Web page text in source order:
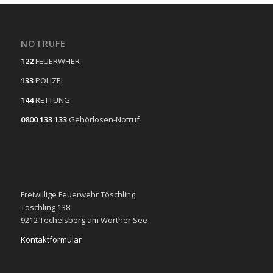
NOTRUFE
122FEUERWHER
133POLIZEI
144RETTUNG
0800 133 133 Gehörlosen-Notruf
Freiwillige Feuerwehr Töschling
Töschling 138
9212 Techelsberg am Wörther See
Kontaktformular